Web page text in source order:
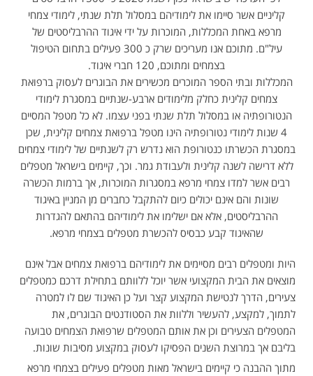
קליניים אשר סיימו את לימודיהם במסלול תלת שנתי, לימודי צמחי
מרפא באחת המכללות, המוכרות על ידי איגוד ההרבליסטים של
עיל"ם. מתוכם אנו מעריכים שרק כ 300 פעילים בתחום הטיפול
בצמחים ומתוכם, 120 חברי איגוד.
המכללות ובתי הספר המוכרים מכשירים את הבוגרים לעסוק ברפואת
צמחים קלינית כחלק מלימודים ארבע-שנתיים במסגרת לימודי
הנטורופתיה או במסלול תלת שנתי בפני עצמו. לא כל מטפל המסיים
4 שנות לימודי נטורופתיה הינו מטפל ברפואת צמחים קלינית, שכן
במסגרת הכשרתו כנטורופת הוא נדרש רק לשנתיים של לימודי צמחים
ללא דרישה לשנה קלינית ולעבודת גמר. וכך, קיימים בישראל מטפלים
רבים אשר למדו צמחי מרפא במסגרות המוכרות, אך ברמות הכשרה
שונות והם אינם יכולים כיום להתקבל כחברים מן המניין באיגוד
ההרבליסטים, אלא אם ישלימו את לימודיהם בהתאם להגדרות
שהאיגוד קבע כבסיס להכשרת מטפלים בצמחי מרפא.
היות ומטפלים רבים מסיימים את לימודיהם ברפואת צמחים אבל אינם
מוצאים את הבית המקצועי אשר יוכל ללוותם בתחילת דרכם כמטפלים
צעירים, הדרך לנטישת המקצוע קצר ועל כן האיגוד שם לו למטרה
לתמוך, למקצע, להעשיר וללוות את הסטודנטים הבוגרים, את
המטפלים הצעירים וכן את אותם המטפלים שרפואת הצמחים טבועה
בליבם אך במרוצת השנים הפסיקו לעסוק במקצוע מסיבות שונות.
מתוך ההבנה כי קיימים בישראל מאות מטפלים פעילים בצמחי מרפא